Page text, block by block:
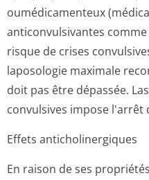
oumédicamenteux
anticonvulsivantes
risque de crises
laposologie maximale
doit pas être dépassée.
convulsives impose l'arrêt
Effets anticholinergiques
En raison de ses